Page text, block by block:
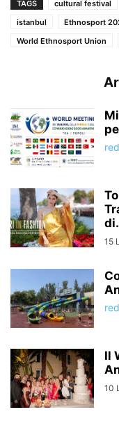
TAGS cultural festival
istanbul
Ethnosport
World Ethnosport Union
15
Il
10